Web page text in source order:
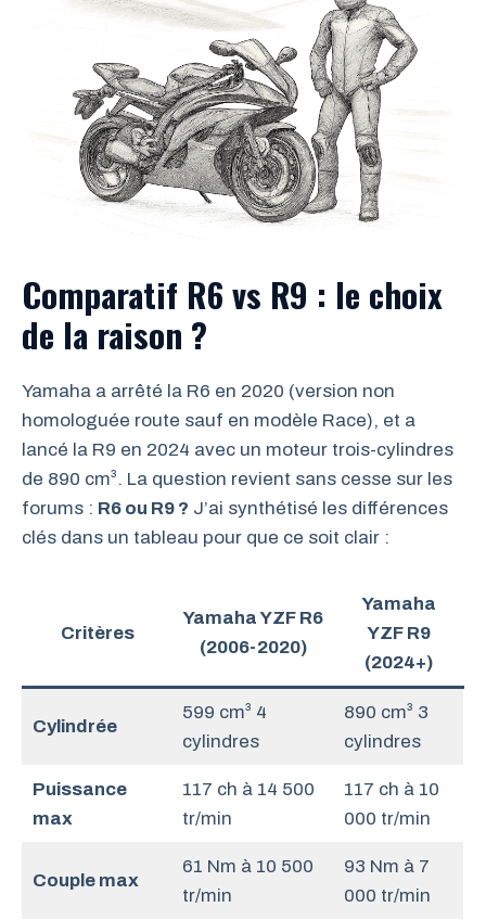
Comparatif R6 vs R9 : le choix
de la raison ?
Yamaha a arrêté la R6 en 2020 (version non
homologuée route sauf en modèle Race), et a
lancé la R9 en 2024 avec un moteur trois-cylindres
de 890 cm³. La question revient sans cesse sur les
forums : R6 ou R9 ? J’ai synthétisé les différences
clés dans un tableau pour que ce soit clair :
Critères
Yamaha YZF R6
(2006-2020)
Yamaha
YZF R9
(2024+)
Cylindrée
599 cm³ 4
cylindres
890 cm³ 3
cylindres
Puissance
max
117 ch à 14 500
tr/min
117 ch à 10
000 tr/min
Couple max
61 Nm à 10 500
tr/min
93 Nm à 7
000 tr/min